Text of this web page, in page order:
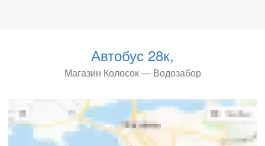
Автобус 28к,
Магазин Колосок — Водозабор